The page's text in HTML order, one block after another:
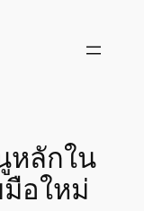
หลักใน
อใหม่